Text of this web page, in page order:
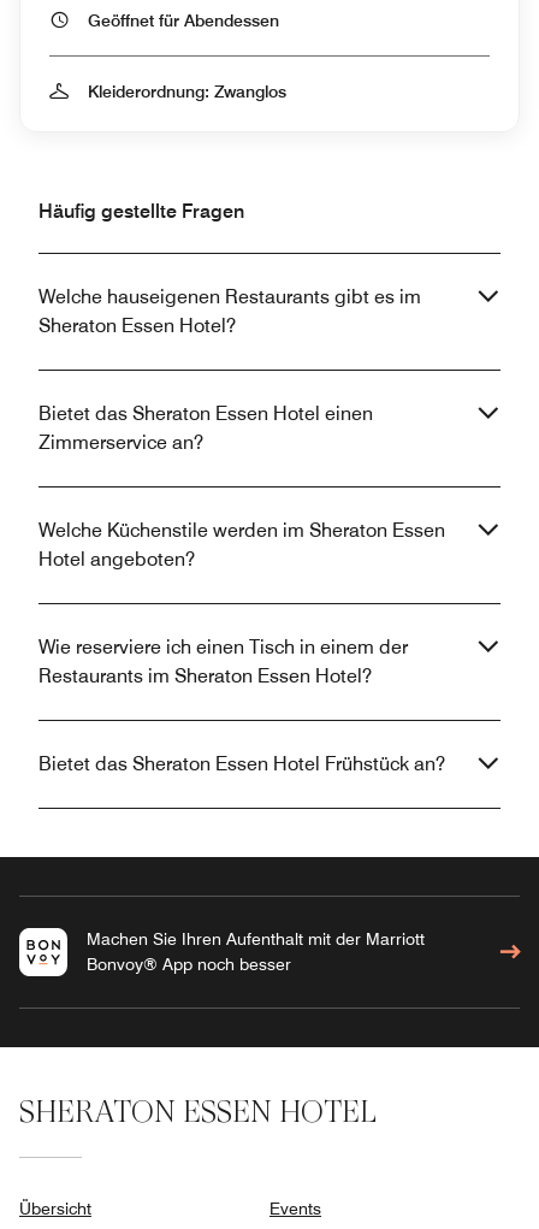
Geöffnet für Abendessen
Kleiderordnung: Zwanglos
Häufig gestellte Fragen
Welche hauseigenen Restaurants gibt es im
Sheraton Essen Hotel?
Bietet das Sheraton Essen Hotel einen
Zimmerservice an?
Welche Küchenstile werden im Sheraton Essen
Hotel angeboten?
Wie reserviere ich einen Tisch in einem der
Restaurants im Sheraton Essen Hotel?
Bietet das Sheraton Essen Hotel Frühstück an?
Machen Sie Ihren Aufenthalt mit der Marriott
Bonvoy® App noch besser
SHERATON ESSEN HOTEL
Übersicht Events